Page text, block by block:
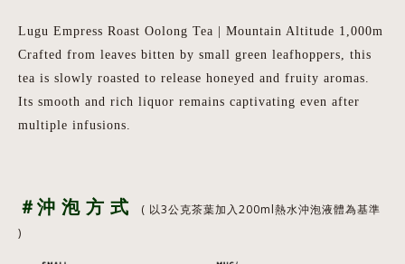
Lugu Empress Roast Oolong Tea | Mountain Altitude 1,000m
Crafted from leaves bitten by small green leafhoppers, this
tea is slowly roasted to release honeyed and fruity aromas.
Its smooth and rich liquor remains captivating even after
multiple infusions.
＃沖 泡 方 式
( 以3公克茶葉加入200ml熱水沖泡液體為基準
)